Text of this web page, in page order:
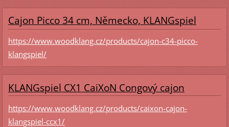
Cajon Picco 34 cm, Německo, KLANGspiel
https://www.woodklang.cz/products/cajon-c34-picco-
klangspiel/
KLANGspiel CX1 CaiXoN Congový cajon
https://www.woodklang.cz/products/caixon-cajon-
klangspiel-ccx1/